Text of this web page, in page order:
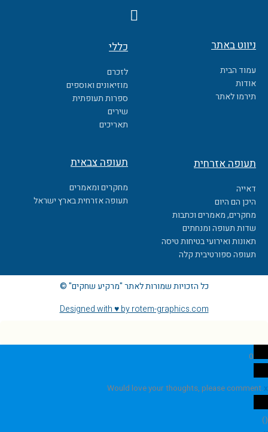
F
a
e
b
o
o
k
ניווט באתר
עמוד הבית
אודות
תירמו לאתר
כללי
לזכרם
מוזיאונים ואוספים
ספרות תעופתית
שירים
תאריכים
תעופה אזרחית
דאייה
היכן הם היום
מחקרים, מאמרים וכתבות
שדות תעופה ומנחתים
תאונות ואירועי בטיחות טיסה
תעופה ספורטיבית קלה
תעופה צבאית
מחקרים ומאמרים
תעופה אזרחית בארץ ישראל
כל הזכויות שמורות לאתר "מרקיע שחקים" ©
Designed with ♥ by rotem-graphics.com
0
Would love your thoughts, please comment.x
(
)